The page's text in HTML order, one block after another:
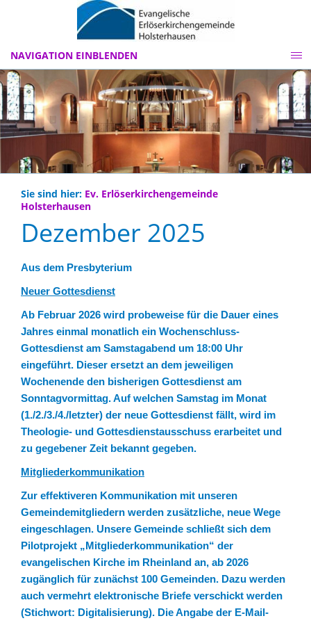
NAVIGATION EINBLENDEN
Sie sind hier: Ev. Erlöserkirchengemeinde
Holsterhausen
Dezember 2025
Aus dem Presbyterium
Neuer Gottesdienst
Ab Februar 2026 wird probeweise für die Dauer eines
Jahres einmal monatlich ein Wochenschluss-
Gottesdienst am Samstagabend um 18:00 Uhr
eingeführt. Dieser ersetzt an dem jeweiligen
Wochenende den bisherigen Gottesdienst am
Sonntagvormittag. Auf welchen Samstag im Monat
(1./2./3./4./letzter) der neue Gottesdienst fällt, wird im
Theologie- und Gottesdienstausschuss erarbeitet und
zu gegebener Zeit bekannt gegeben.
Mitgliederkommunikation
Zur effektiveren Kommunikation mit unseren
Gemeindemitgliedern werden zusätzliche, neue Wege
eingeschlagen. Unsere Gemeinde schließt sich dem
Pilotprojekt „Mitgliederkommunikation“ der
evangelischen Kirche im Rheinland an, ab 2026
zugänglich für zunächst 100 Gemeinden. Dazu werden
auch vermehrt elektronische Briefe verschickt werden
(Stichwort: Digitalisierung). Die Angabe der E-Mail-